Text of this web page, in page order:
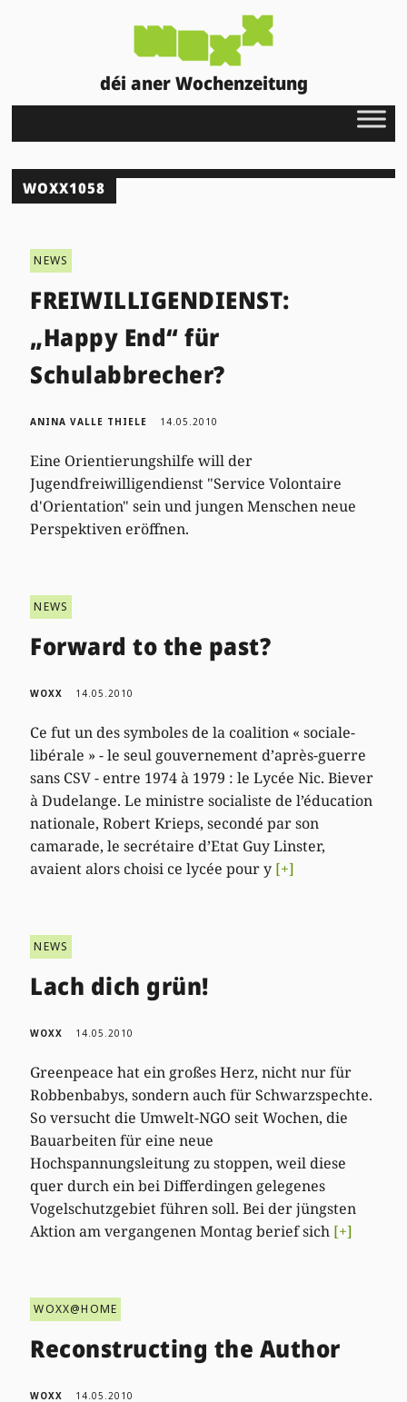
déi aner Wochenzeitung
WOXX1058
NEWS
FREIWILLIGENDIENST:
„Happy End“ für
Schulabbrecher?
ANINA VALLE THIELE 14.05.2010
Eine Orientierungshilfe will der
Jugendfreiwilligendienst "Service Volontaire
d'Orientation" sein und jungen Menschen neue
Perspektiven eröffnen.
NEWS
Forward to the past?
WOXX 14.05.2010
Ce fut un des symboles de la coalition « sociale-
libérale » - le seul gouvernement d’après-guerre
sans CSV - entre 1974 à 1979 : le Lycée Nic. Biever
à Dudelange. Le ministre socialiste de l’éducation
nationale, Robert Krieps, secondé par son
camarade, le secrétaire d’Etat Guy Linster,
avaient alors choisi ce lycée pour y [+]
NEWS
Lach dich grün!
WOXX 14.05.2010
Greenpeace hat ein großes Herz, nicht nur für
Robbenbabys, sondern auch für Schwarzspechte.
So versucht die Umwelt-NGO seit Wochen, die
Bauarbeiten für eine neue
Hochspannungsleitung zu stoppen, weil diese
quer durch ein bei Differdingen gelegenes
Vogelschutzgebiet führen soll. Bei der jüngsten
Aktion am vergangenen Montag berief sich [+]
WOXX@HOME
Reconstructing the Author
WOXX 14.05.2010